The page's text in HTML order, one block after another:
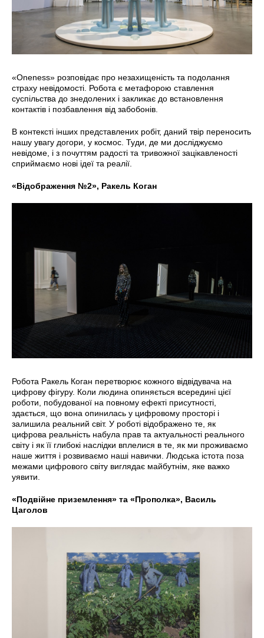
«Oneness» розповідає про незахищеність та подолання
страху невідомості. Робота є метафорою ставлення
суспільства до знедолених і закликає до встановлення
контактів і позбавлення від забобонів.
В контексті інших представлених робіт, даний твір переносить
нашу увагу догори, у космос. Туди, де ми досліджуємо
невідоме, і з почуттям радості та тривожної зацікавленості
сприймаємо нові ідеї та реалії.
«Відображення №2», Ракель Коган
Робота Ракель Коган перетворює кожного відвідувача на
цифрову фігуру. Коли людина опиняється всередині цієї
роботи, побудованої на повному ефекті присутності,
здається, що вона опинилась у цифровому просторі і
залишила реальний світ. У роботі відображено те, як
цифрова реальність набула прав та актуальності реального
світу і як її глибокі наслідки вплелися в те, як ми проживаємо
наше життя і розвиваємо наші навички. Людська істота поза
межами цифрового світу виглядає майбутнім, яке важко
уявити.
«Подвійне приземлення» та «Прополка», Василь
Цаголов